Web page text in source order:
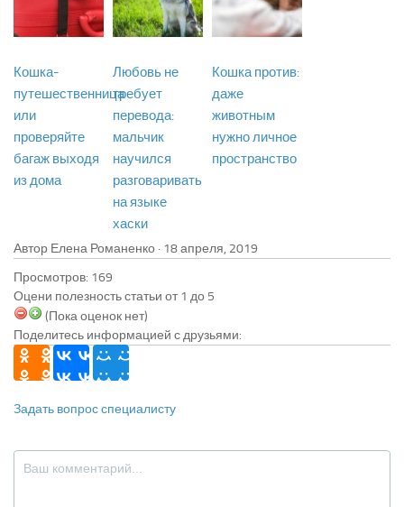
Кошка-
путешественница
или
проверяйте
багаж выходя
из дома
Любовь не
требует
перевода:
мальчик
научился
разговаривать
на языке
хаски
Кошка против:
даже
животным
нужно личное
пространство
Автор Елена Романенко ·
Просмотров: 169
Оцени полезность статьи от 1 до 5
(Пока оценок нет)
Поделитесь информацией с друзьями:
Задать вопрос специалисту